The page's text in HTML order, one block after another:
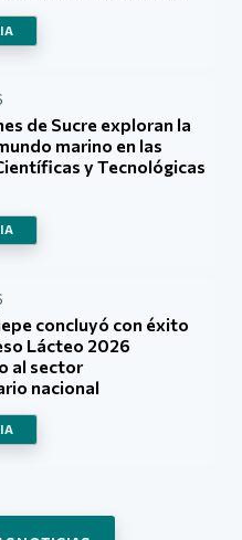
de Sucre exploran la
marino en las
y Tecnológicas
concluyó con éxito
Lácteo 2026
al sector
nacional